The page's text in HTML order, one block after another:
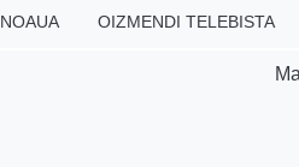
NOAUA OIZMENDI TELEBISTA